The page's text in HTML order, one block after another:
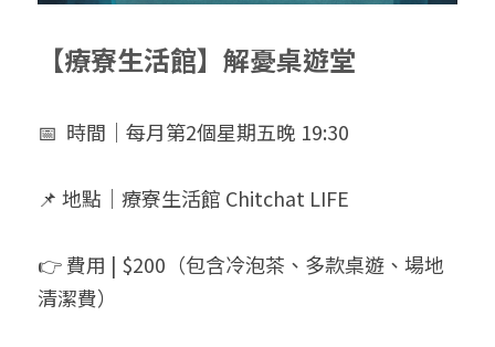
【療寮生活館】解憂桌遊堂
📅  時間｜每月第2個星期五晚 19:30
📌 地點｜療寮生活館 Chitchat LIFE
👉 費用 | $200（包含冷泡茶、多款桌遊、場地
清潔費）